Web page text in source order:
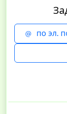
по эл.